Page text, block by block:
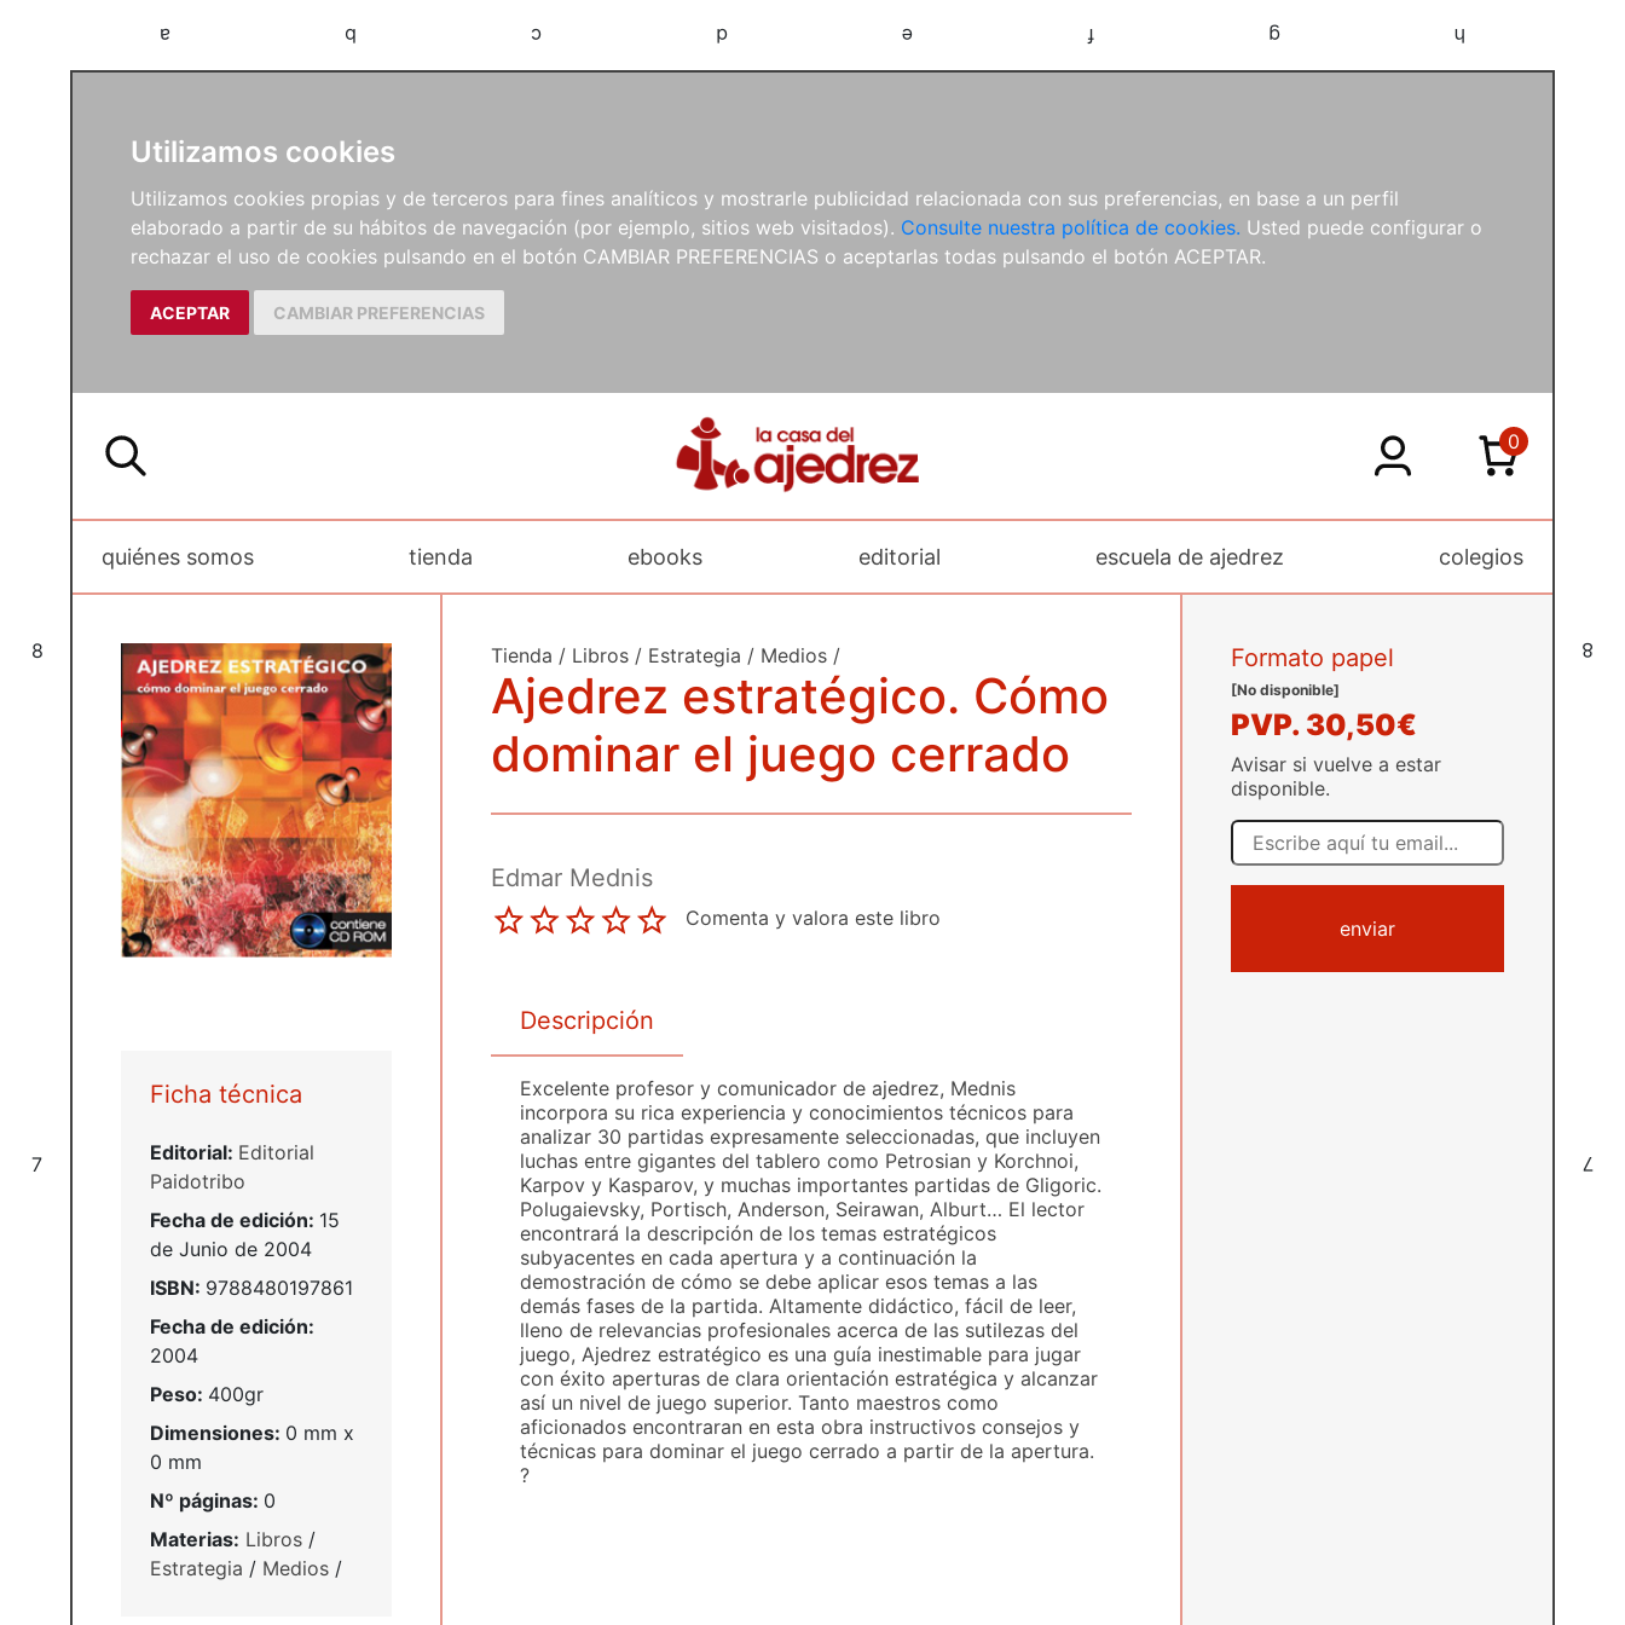
Utilizamos cookies
Utilizamos cookies propias y de terceros para fines analíticos y mostrarle publicidad relacionada con sus preferencias, en base a un perfil
elaborado a partir de su hábitos de navegación (por ejemplo, sitios web visitados). Consulte nuestra política de cookies. Usted puede configurar o
rechazar el uso de cookies pulsando en el botón CAMBIAR PREFERENCIAS o aceptarlas todas pulsando el botón ACEPTAR.
ACEPTAR CAMBIAR PREFERENCIAS
a b c d e f g h
8
7
8
7
quiénes somos tienda ebooks editorial escuela de ajedrez colegios
0
Ficha técnica
Editorial: Editorial
Paidotribo
Fecha de edición: 15
de Junio de 2004
ISBN: 9788480197861
Fecha de edición:
2004
Peso: 400gr
Dimensiones: 0 mm x
0 mm
Nº páginas: 0
Materias: Libros /
Estrategia / Medios /
Tienda / Libros / Estrategia / Medios /
Ajedrez estratégico. Cómo
dominar el juego cerrado
Edmar Mednis
Comenta y valora este libro
Descripción
Excelente profesor y comunicador de ajedrez, Mednis
incorpora su rica experiencia y conocimientos técnicos para
analizar 30 partidas expresamente seleccionadas, que incluyen
luchas entre gigantes del tablero como Petrosian y Korchnoi,
Karpov y Kasparov, y muchas importantes partidas de Gligoric.
Polugaievsky, Portisch, Anderson, Seirawan, Alburt… El lector
encontrará la descripción de los temas estratégicos
subyacentes en cada apertura y a continuación la
demostración de cómo se debe aplicar esos temas a las
demás fases de la partida. Altamente didáctico, fácil de leer,
lleno de relevancias profesionales acerca de las sutilezas del
juego, Ajedrez estratégico es una guía inestimable para jugar
con éxito aperturas de clara orientación estratégica y alcanzar
así un nivel de juego superior. Tanto maestros como
aficionados encontraran en esta obra instructivos consejos y
técnicas para dominar el juego cerrado a partir de la apertura.
?
Formato papel
[No disponible]
PVP. 30,50€
Avisar si vuelve a estar
disponible.
enviar